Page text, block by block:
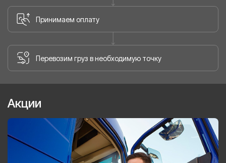
Принимаем оплату
Перевозим груз в необходимую точку
Акции